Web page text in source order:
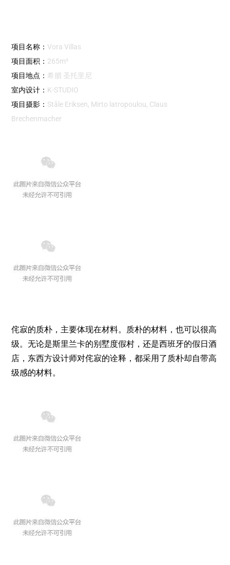
项目名称：Vora Villas
项目面积： 265m²
项目地点： 希腊 圣托里尼
室内设计： K-STUDIO
项目摄影： Ståle Eriksen, Mirto latropoulou, Claus
Brechenmacher
侘寂的质朴，主要体现在材料。质朴的材料，也可以很高
级。无论是斯里兰卡的别墅度假村，还是西班牙的假日酒
店，东西方设计师对侘寂的诠释，都采用了质朴却自带高
级感的材料。